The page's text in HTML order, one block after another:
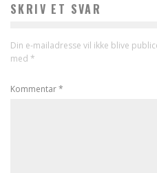
SKRIV ET SVAR
Din e-mailadresse vil ikke blive
med *
Kommentar*